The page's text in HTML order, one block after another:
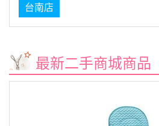
台南店
最新二手商城商品